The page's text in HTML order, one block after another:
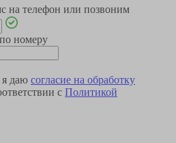
на телефон или позвоним
номеру
даю согласие на обработку
с Политикой